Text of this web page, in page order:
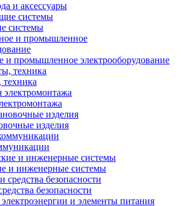
и аксессуары
системы
и промышленное электрооборудование
изделия
и инженерные системы
безопасности